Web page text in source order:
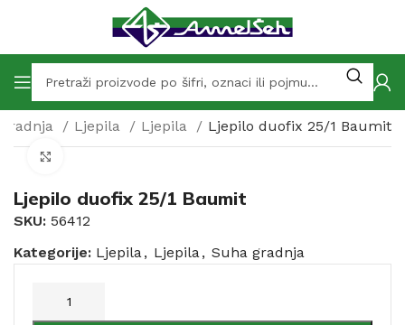
Ljepila Ljepila Ljepilo duofix 25/1 Baumit
Ljepilo duofix 25/1 Baumit
SKU: 56412
Kategorije: Ljepila, Ljepila, Suha gradnja